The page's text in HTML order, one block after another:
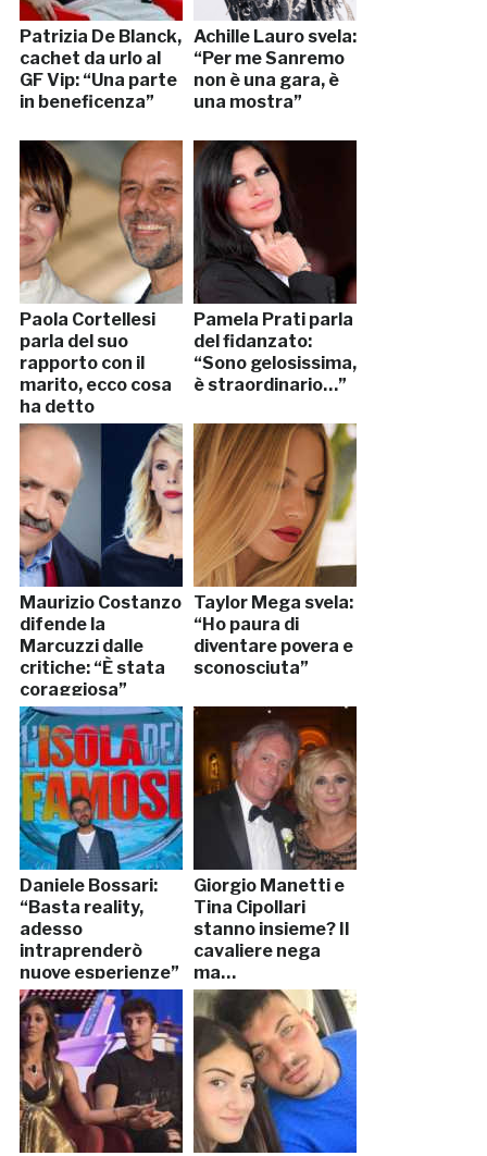
Patrizia De Blanck,
cachet da urlo al
GF Vip: “Una parte
in beneficenza”
Achille Lauro svela:
“Per me Sanremo
non è una gara, è
una mostra”
Paola Cortellesi
parla del suo
rapporto con il
marito, ecco cosa
ha detto
Pamela Prati parla
del fidanzato:
“Sono gelosissima,
è straordinario…”
Maurizio Costanzo
difende la
Marcuzzi dalle
critiche: “È stata
coraggiosa”
Taylor Mega svela:
“Ho paura di
diventare povera e
sconosciuta”
Daniele Bossari:
“Basta reality,
adesso
intraprenderò
nuove esperienze”
Giorgio Manetti e
Tina Cipollari
stanno insieme? Il
cavaliere nega
ma…